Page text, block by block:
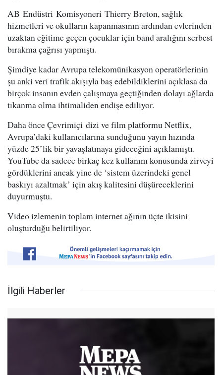
AB Endüstri Komisyoneri Thierry Breton, sağlık
hizmetleri ve okulların kapanmasının ardından evlerinden
uzaktan eğitime geçen çocuklar için band aralığını serbest
bırakma çağrısı yapmıştı.
Şimdiye kadar Avrupa telekomünikasyon operatörlerinin
şu anki veri trafik akışıyla baş edebildiklerini açıklasa da
birçok insanın evden çalışmaya geçtiğinden dolayı ağlarda
tıkanma olma ihtimaliden endişe ediliyor.
Daha önce Çevrimiçi dizi ve film platformu Netflix,
Avrupa’daki kullanıcılarına sunduğunu yayın hızında
yüzde 25’lik bir yavaşlatmaya gideceğini açıklamıştı.
YouTube da sadece birkaç kez kullanım konusunda zirveyi
gördüklerini ancak yine de ‘sistem üzerindeki genel
baskıyı azaltmak’ için akış kalitesini düşüreceklerini
duyurmuştu.
Video izlemenin toplam internet ağının üçte ikisini
oluşturduğu belirtiliyor.
İlgili Haberler